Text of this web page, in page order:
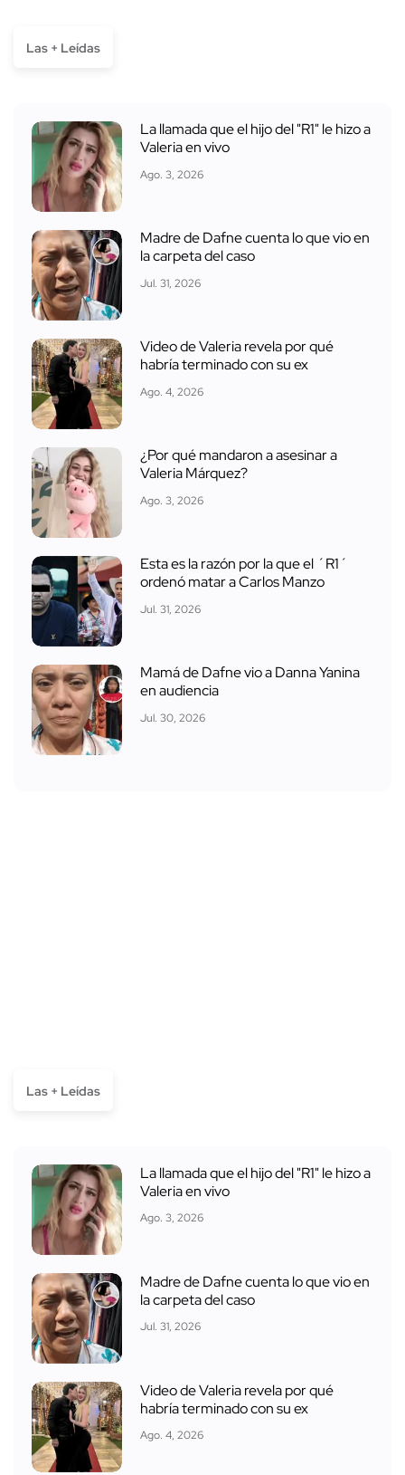
Las + Leídas
La llamada que el hijo del "R1" le hizo a
Valeria en vivo
Ago. 3, 2026
Madre de Dafne cuenta lo que vio en
la carpeta del caso
Jul. 31, 2026
Video de Valeria revela por qué
habría terminado con su ex
Ago. 4, 2026
¿Por qué mandaron a asesinar a
Valeria Márquez?
Ago. 3, 2026
Esta es la razón por la que el ´R1´
ordenó matar a Carlos Manzo
Jul. 31, 2026
Mamá de Dafne vio a Danna Yanina
en audiencia
Jul. 30, 2026
Las + Leídas
La llamada que el hijo del "R1" le hizo a
Valeria en vivo
Ago. 3, 2026
Madre de Dafne cuenta lo que vio en
la carpeta del caso
Jul. 31, 2026
Video de Valeria revela por qué
habría terminado con su ex
Ago. 4, 2026